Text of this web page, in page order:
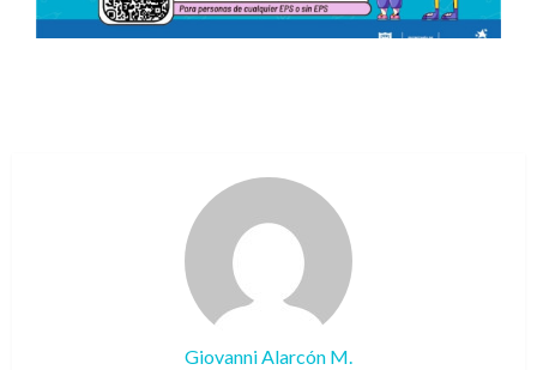
Giovanni Alarcón M.